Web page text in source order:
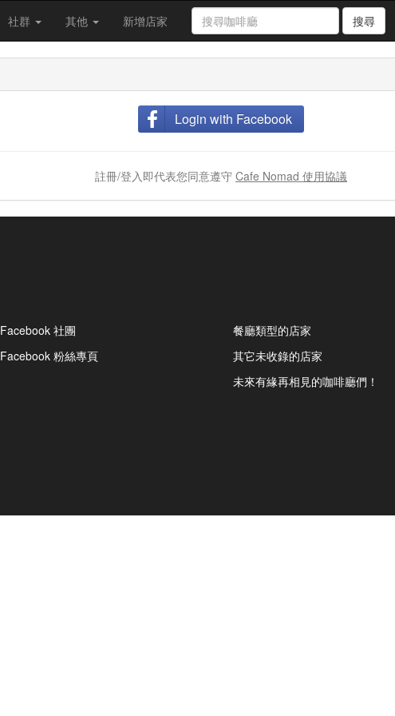
社群 其他 新增店家 搜尋
Login with Facebook
註冊/登入即代表您同意遵守 Cafe Nomad 使用協議
Facebook 社團
Facebook 粉絲專頁
餐廳類型的店家
其它未收錄的店家
未來有緣再相見的咖啡廳們！